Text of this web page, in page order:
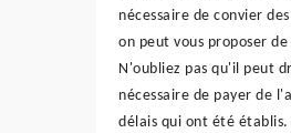
nécessaire de convier
on peut vous proposer
N'oubliez pas qu'il peut
nécessaire de payer de
délais qui ont été établis.